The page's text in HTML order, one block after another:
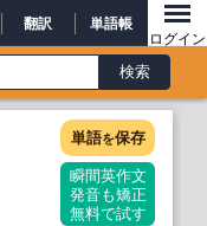
翻訳 単語帳
ログイン
単語を保存
瞬間英作文
発音も矯正
無料で試す